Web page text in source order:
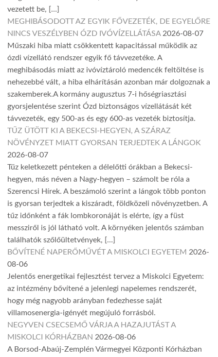
vezetett be, […]
MEGHIBÁSODOTT AZ EGYIK FŐVEZETÉK, DE EGYELŐRE
NINCS VESZÉLYBEN ÓZD IVÓVÍZELLÁTÁSA 2026-08-07
Műszaki hiba miatt csökkentett kapacitással működik az
ózdi vízellátó rendszer egyik fő távvezetéke. A
meghibásodás miatt az ivóvíztároló medencék feltöltése is
nehezebbé vált, a hiba elhárításán azonban már dolgoznak a
szakemberek.A kormány augusztus 7-i hőségriasztási
gyorsjelentése szerint Ózd biztonságos vízellátását két
távvezeték, egy 500-as és egy 600-as vezeték biztosítja.
TŰZ ÜTÖTT KI A BEKECSI-HEGYEN, A SZÁRAZ
NÖVÉNYZET MIATT GYORSAN TERJEDTEK A LÁNGOK
2026-08-07
Tűz keletkezett pénteken a délelőtti órákban a Bekecsi-
hegyen, más néven a Nagy-hegyen – számolt be róla a
Szerencsi Hírek. A beszámoló szerint a lángok több ponton
is gyorsan terjedtek a kiszáradt, földközeli növényzetben. A
tűz időnként a fák lombkoronáját is elérte, így a füst
messziről is jól látható volt. A környéken jelentős számban
találhatók szőlőültetvények, […]
BŐVÍTENÉ NAPERŐMŰVÉT A MISKOLCI EGYETEM 2026-
08-06
Jelentős energetikai fejlesztést tervez a Miskolci Egyetem:
az intézmény bővítené a jelenlegi napelemes rendszerét,
hogy még nagyobb arányban fedezhesse saját
villamosenergia-igényét megújuló forrásból.
NEGYVEN CSECSEMŐ VÁRJA A HAZAJUTÁST A
MISKOLCI KÓRHÁZBAN 2026-08-06
A Borsod-Abaúj-Zemplén Vármegyei Központi Kórházban